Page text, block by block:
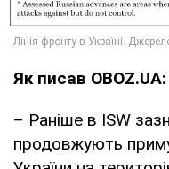
Як писав OBOZ.UA:
– Раніше в ISW
продовжують